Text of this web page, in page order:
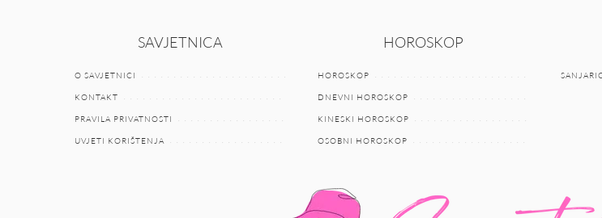
SAVJETNICA
O SAVJETNICI
KONTAKT
PRAVILA PRIVATNOSTI
UVJETI KORIŠTENJA
HOROSKOP
HOROSKOP
DNEVNI HOROSKOP
KINESKI HOROSKOP
OSOBNI HOROSKOP